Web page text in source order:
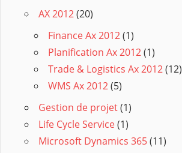
AX 2012(20)
Finance Ax 2012(1)
Planification Ax 2012(1)
Trade & Logistics Ax 2012(12)
WMS Ax 2012(5)
Gestion de projet(1)
Life Cycle Service(1)
Microsoft Dynamics 365(11)